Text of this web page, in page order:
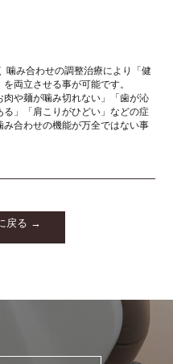
噛み合わせの調整治療により「健
両立させる事が可能です。
や麺が噛み切れない」「歯が沁
」「肩こりがひどい」などの症
合わせの機能が万全ではない事
戻る →